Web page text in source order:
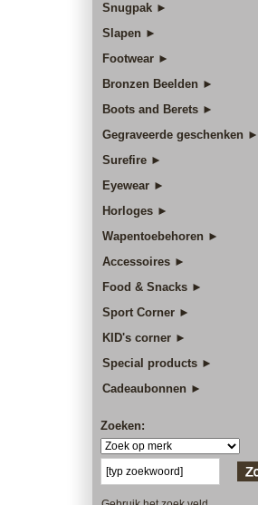
Snugpak ►
Slapen ►
Footwear ►
Bronzen Beelden ►
Boots and Berets ►
Gegraveerde geschenken ►
Surefire ►
Eyewear ►
Horloges ►
Wapentoebehoren ►
Accessoires ►
Food & Snacks ►
Sport Corner ►
KID's corner ►
Special products ►
Cadeaubonnen ►
Zoeken: